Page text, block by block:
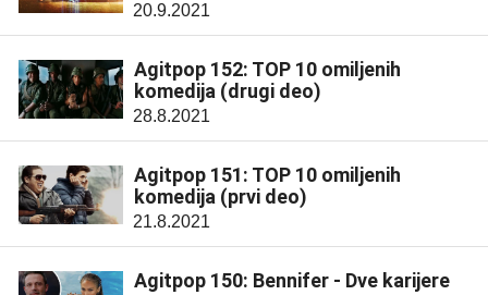
20.9.2021
Agitpop 152: TOP 10 omiljenih
komedija (drugi deo)
28.8.2021
Agitpop 151: TOP 10 omiljenih
komedija (prvi deo)
21.8.2021
Agitpop 150: Bennifer - Dve karijere